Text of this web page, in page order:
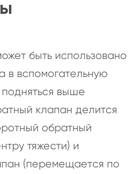
быть использовано
в вспомогательную
выше
клапан делится
обратный
тяжести) и
(перемещается по